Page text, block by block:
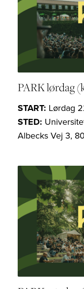
PARK lørdag
START: Lørdag
STED:
Albecks Vej 3,